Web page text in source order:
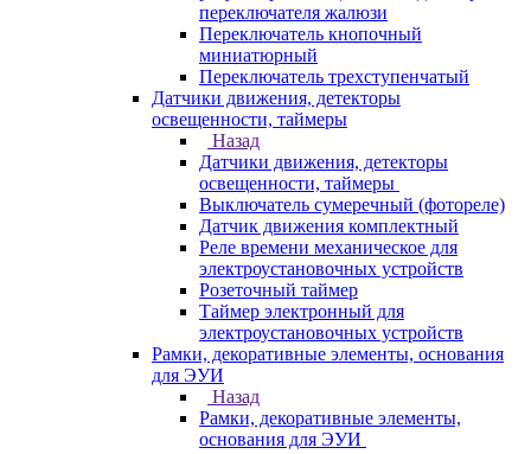
переключателя жалюзи
Переключатель кнопочный
миниатюрный
Переключатель трехступенчатый
Датчики движения, детекторы
освещенности, таймеры
Назад
Датчики движения, детекторы
освещенности, таймеры
Выключатель сумеречный (фотореле)
Датчик движения комплектный
Реле времени механическое для
электроустановочных устройств
Розеточный таймер
Таймер электронный для
электроустановочных устройств
Рамки, декоративные элементы, основания
для ЭУИ
Назад
Рамки, декоративные элементы,
основания для ЭУИ